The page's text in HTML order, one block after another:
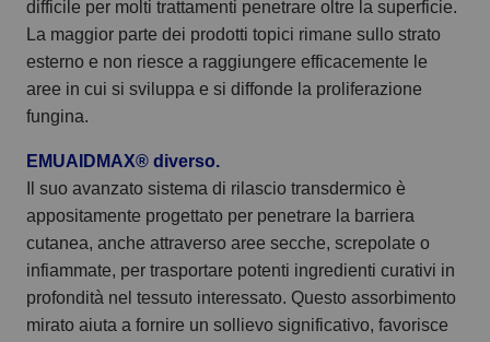
difficile per molti trattamenti penetrare oltre la superficie.
La maggior parte dei prodotti topici rimane sullo strato
esterno e non riesce a raggiungere efficacemente le
aree in cui si sviluppa e si diffonde la proliferazione
fungina.
EMUAIDMAX® diverso.
Il suo avanzato sistema di rilascio transdermico è
appositamente progettato per penetrare la barriera
cutanea, anche attraverso aree secche, screpolate o
infiammate, per trasportare potenti ingredienti curativi in
profondità nel tessuto interessato. Questo assorbimento
mirato aiuta a fornire un sollievo significativo, favorisce